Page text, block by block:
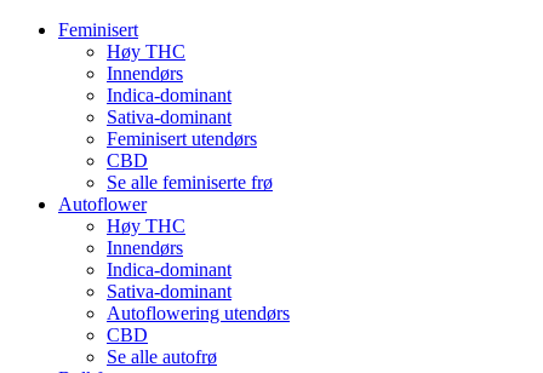
Feminisert
Høy THC
Innendørs
Indica-dominant
Sativa-dominant
Feminisert utendørs
CBD
Se alle feminiserte frø
Autoflower
Høy THC
Innendørs
Indica-dominant
Sativa-dominant
Autoflowering utendørs
CBD
Se alle autofrø